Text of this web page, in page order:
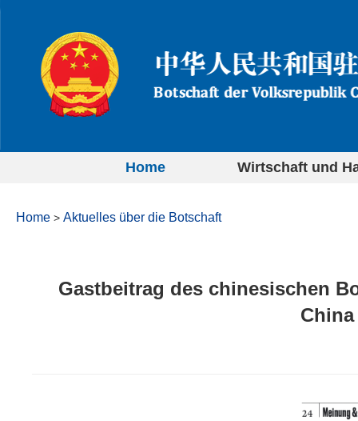
Home Wirtschaft und
Home > Aktuelles über die Botschaft
Gastbeitrag des chinesischen